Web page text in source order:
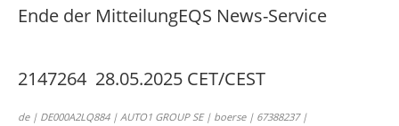
Ende der MitteilungEQS News-Service
2147264 28.05.2025 CET/CEST
de | DE000A2LQ884 | AUTO1 GROUP SE | boerse | 67388237 |